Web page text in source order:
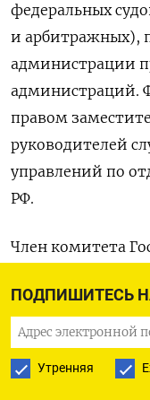
ПОДПИШИТЕСЬ
Утренняя
федеральных
и арбитражных),
администрации
администраций.
правом
руководителей
управлений по
РФ.
Член комитета
Альшевских
что
зрения, «по
в России есть